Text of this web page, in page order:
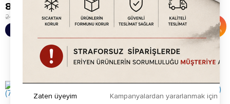
%66
83,721.00TL
243,000.00TL
%59
İndirim
133,344.00TL
324,000.00 TL
Sepete Ekle
Kampanyalardan yararlanmak için
Zaten üyeyim